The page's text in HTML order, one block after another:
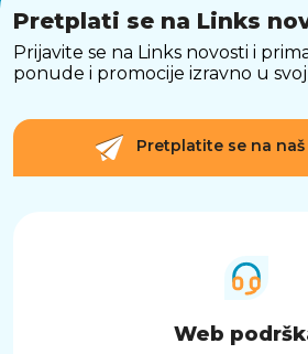
Pretplati se na Links
Prijavite se na Links novosti i
ponude i promocije izravno u
Pretplatite se na
Web